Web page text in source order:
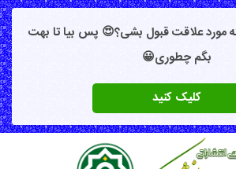
مورد علاقت قبول بشی؟😍 پس بیا تا بهت
بگم چطوری😀
کلیک کنید